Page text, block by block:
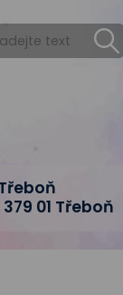
379 01 Třeboň